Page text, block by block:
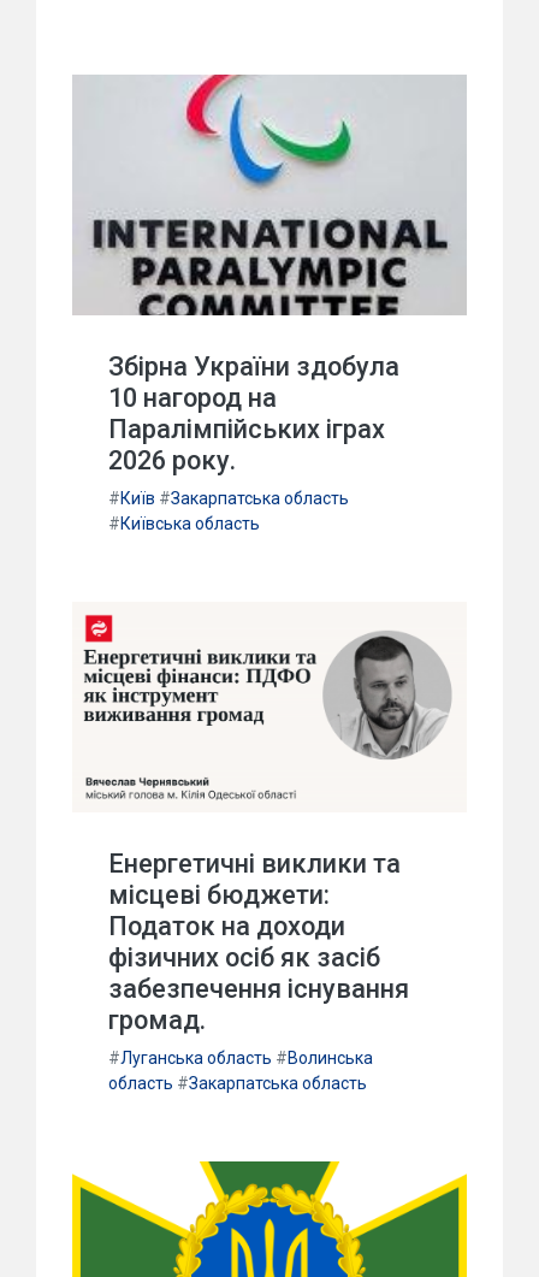
Збірна України здобула
10 нагород на
Паралімпійських іграх
2026 року.
#Київ #Закарпатська область
#Київська область
Енергетичні виклики та
місцеві бюджети:
Податок на доходи
фізичних осіб як засіб
забезпечення існування
громад.
#Луганська область #Волинська
область #Закарпатська область